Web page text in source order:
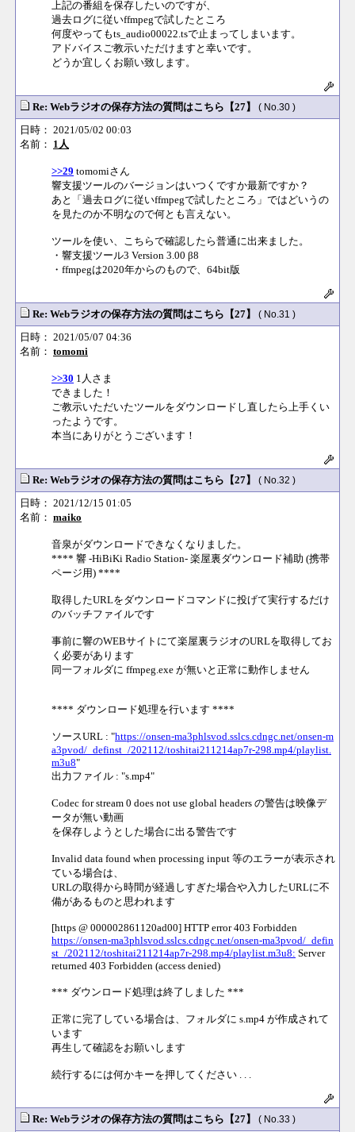
上記の番組を保存したいのですが、
過去ログに従いffmpegで試したところ
何度やってもts_audio00022.tsで止まってしまいます。
アドバイスご教示いただけますと幸いです。
どうか宜しくお願い致します。
Re: Webラジオの保存方法の質問はこちら【27】 ( No.30 )
日時： 2021/05/02 00:03
名前： 1人
>>29 tomomiさん
響支援ツールのバージョンはいつくですか最新ですか？
あと「過去ログに従いffmpegで試したところ」ではどいうの
を見たのか不明なので何とも言えない。
ツールを使い、こちらで確認したら普通に出来ました。
・響支援ツール3 Version 3.00 β8
・ffmpegは2020年からのもので、64bit版
Re: Webラジオの保存方法の質問はこちら【27】 ( No.31 )
日時： 2021/05/07 04:36
名前： tomomi
>>30 1人さま
できました！
ご教示いただいたツールをダウンロードし直したら上手くい
ったようです。
本当にありがとうございます！
Re: Webラジオの保存方法の質問はこちら【27】 ( No.32 )
日時： 2021/12/15 01:05
名前： maiko
音泉がダウンロードできなくなりました。
**** 響 -HiBiKi Radio Station- 楽屋裏ダウンロード補助 (携帯
ページ用) ****
取得したURLをダウンロードコマンドに投げて実行するだけ
のバッチファイルです
事前に響のWEBサイトにて楽屋裏ラジオのURLを取得してお
く必要があります
同一フォルダに ffmpeg.exe が無いと正常に動作しません
**** ダウンロード処理を行います ****
ソースURL : "https://onsen-ma3phlsvod.sslcs.cdngc.net/onsen-m
a3pvod/_definst_/202112/toshitai211214ap7r-298.mp4/playlist.
m3u8"
出力ファイル : "s.mp4"
Codec for stream 0 does not use global headers の警告は映像デ
ータが無い動画
を保存しようとした場合に出る警告です
Invalid data found when processing input 等のエラーが表示され
ている場合は、
URLの取得から時間が経過しすぎた場合や入力したURLに不
備があるものと思われます
[https @ 000002861120ad00] HTTP error 403 Forbidden
https://onsen-ma3phlsvod.sslcs.cdngc.net/onsen-ma3pvod/_defin
st_/202112/toshitai211214ap7r-298.mp4/playlist.m3u8: Server
returned 403 Forbidden (access denied)
*** ダウンロード処理は終了しました ***
正常に完了している場合は、フォルダに s.mp4 が作成されて
います
再生して確認をお願いします
続行するには何かキーを押してください . . .
Re: Webラジオの保存方法の質問はこちら【27】 ( No.33 )